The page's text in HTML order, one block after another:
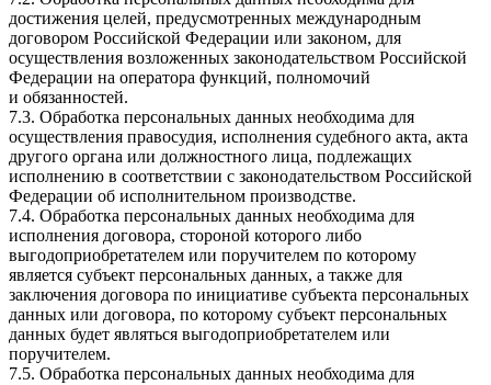
достижения целей, предусмотренных международным
договором Российской Федерации или законом, для
осуществления возложенных законодательством Российской
Федерации на оператора функций, полномочий
и обязанностей.
7.3. Обработка персональных данных необходима для
осуществления правосудия, исполнения судебного акта, акта
другого органа или должностного лица, подлежащих
исполнению в соответствии с законодательством Российской
Федерации об исполнительном производстве.
7.4. Обработка персональных данных необходима для
исполнения договора, стороной которого либо
выгодоприобретателем или поручителем по которому
является субъект персональных данных, а также для
заключения договора по инициативе субъекта персональных
данных или договора, по которому субъект персональных
данных будет являться выгодоприобретателем или
поручителем.
7.5. Обработка персональных данных необходима для